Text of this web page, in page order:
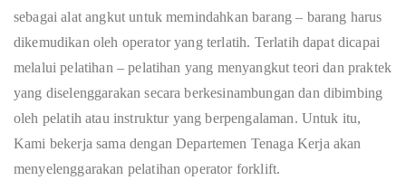
sebagai alat angkut untuk memindahkan barang – barang harus
dikemudikan oleh operator yang terlatih. Terlatih dapat dicapai
melalui pelatihan – pelatihan yang menyangkut teori dan praktek
yang diselenggarakan secara berkesinambungan dan dibimbing
oleh pelatih atau instruktur yang berpengalaman. Untuk itu,
Kami bekerja sama dengan Departemen Tenaga Kerja akan
menyelenggarakan pelatihan operator forklift.